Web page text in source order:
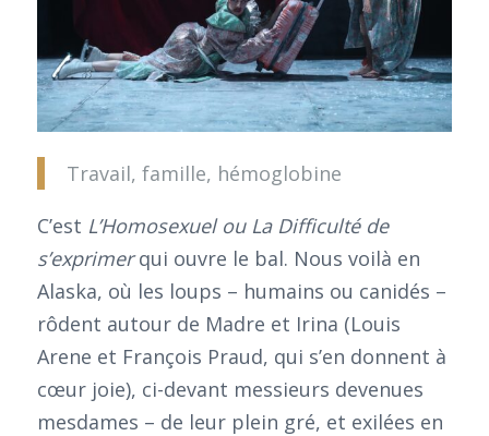
Travail, famille, hémoglobine
C’est L’Homosexuel ou La Difficulté de
s’exprimerqui ouvre le bal. Nous voilà en
Alaska, où les loups – humains ou canidés –
rôdent autour de Madre et Irina (Louis
Arene et François Praud, qui s’en donnent à
cœur joie), ci-devant messieurs devenues
mesdames – de leur plein gré, et exilées en